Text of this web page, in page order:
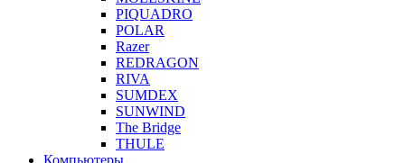
PIQUADRO
POLAR
Razer
REDRAGON
RIVA
SUMDEX
SUNWIND
The Bridge
THULE